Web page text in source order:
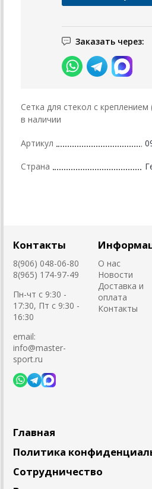
Заказать через:
Сетка для стекол с
в наличии
Артикул
Страна
Контакты
8(906) 048-06-80
8(965) 174-97-49
Пн-чт с 9:30 -
17:30, Пт с 9:30 -
16:30
email:
info@master-
sport.ru
О нас
Новости
Доставка и
оплата
Контакты
Главная
Политика
Сотрудничество